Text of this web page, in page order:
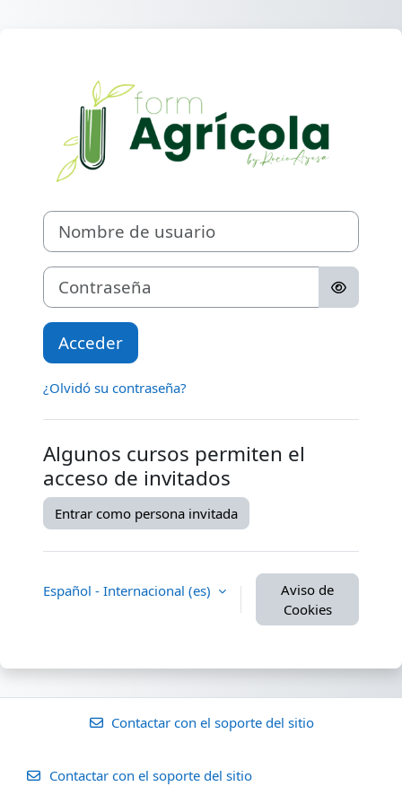
Nombre de usuario
Contraseña
Acceder
¿Olvidó su contraseña?
Algunos cursos permiten el
acceso de invitados
Entrar como persona invitada
Español - Internacional ‎(es)‎
Aviso de
Cookies
Contactar con el soporte del sitio
Contactar con el soporte del sitio